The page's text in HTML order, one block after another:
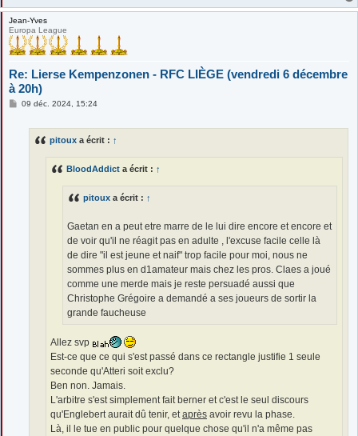
Jean-Yves
Europa League
Re: Lierse Kempenzonen - RFC LIÈGE (vendredi 6 décembre
à 20h)
M09 déc. 2024, 15:24
pitoux a écrit : ↑
BloodAddict a écrit : ↑
pitoux a écrit : ↑
Gaetan en a peut etre marre de le lui dire encore et encore et
de voir qu'il ne réagit pas en adulte , l'excuse facile celle là
de dire "il est jeune et naif" trop facile pour moi, nous ne
sommes plus en d1amateur mais chez les pros. Claes a joué
comme une merde mais je reste persuadé aussi que
Christophe Grégoire a demandé a ses joueurs de sortir la
grande faucheuse
Allez svp
Est-ce que ce qui s'est passé dans ce rectangle justifie 1 seule
seconde qu'Atteri soit exclu?
Ben non. Jamais.
L'arbitre s'est simplement fait berner et c'est le seul discours
qu'Englebert aurait dû tenir, et après avoir revu la phase.
Là, il le tue en public pour quelque chose qu'il n'a même pas